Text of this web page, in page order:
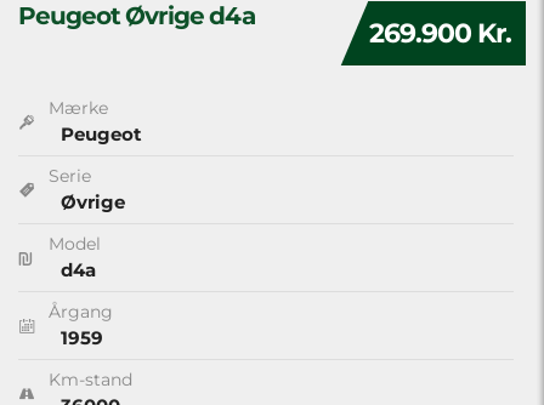
269.900 Kr.
Peugeot Øvrige d4a
Mærke
Peugeot
Serie
Øvrige
Model
d4a
Årgang
1959
Km-stand